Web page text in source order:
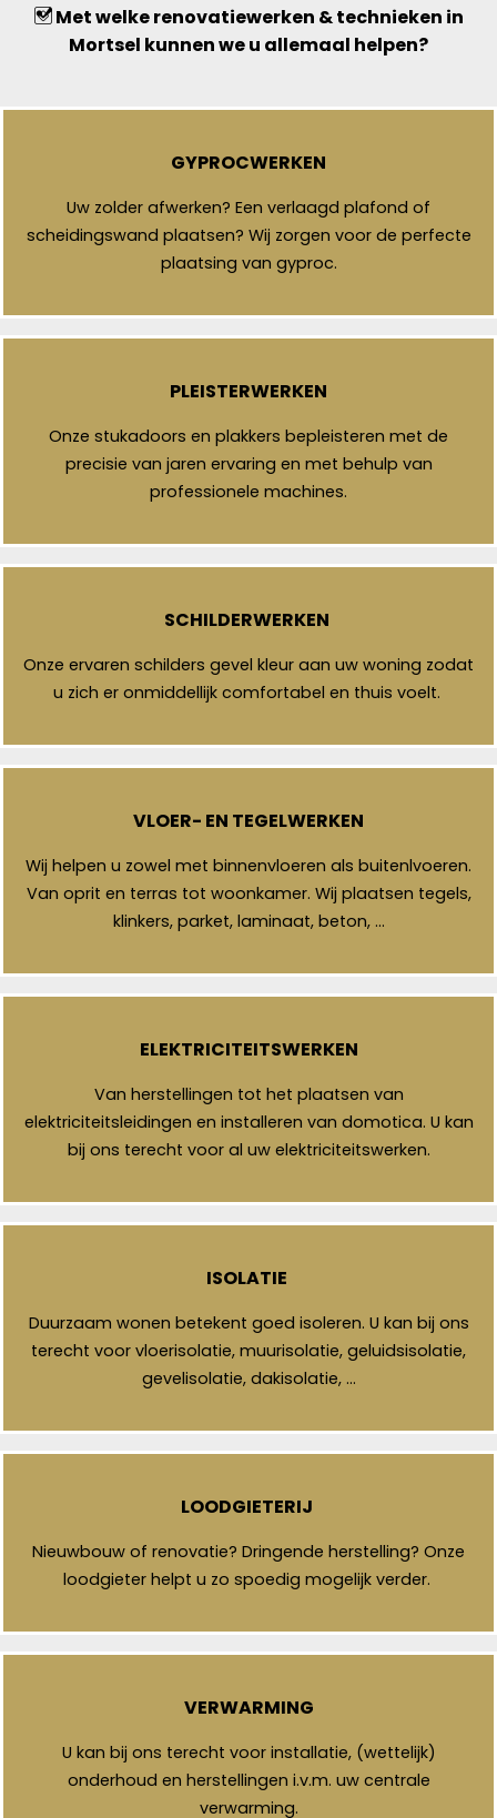
Met welke renovatiewerken & technieken in
Mortsel kunnen we u allemaal helpen?
GYPROCWERKEN
Uw zolder afwerken? Een verlaagd plafond of
scheidingswand plaatsen? Wij zorgen voor de perfecte
plaatsing van gyproc.
PLEISTERWERKEN
Onze stukadoors en plakkers bepleisteren met de
precisie van jaren ervaring en met behulp van
professionele machines.
SCHILDERWERKEN
Onze ervaren schilders gevel kleur aan uw woning zodat
u zich er onmiddellijk comfortabel en thuis voelt.
VLOER- EN TEGELWERKEN
Wij helpen u zowel met binnenvloeren als buitenlvoeren.
Van oprit en terras tot woonkamer. Wij plaatsen tegels,
klinkers, parket, laminaat, beton, …
ELEKTRICITEITSWERKEN
Van herstellingen tot het plaatsen van
elektriciteitsleidingen en installeren van domotica. U kan
bij ons terecht voor al uw elektriciteitswerken.
ISOLATIE
Duurzaam wonen betekent goed isoleren. U kan bij ons
terecht voor vloerisolatie, muurisolatie, geluidsisolatie,
gevelisolatie, dakisolatie, …
LOODGIETERIJ
Nieuwbouw of renovatie? Dringende herstelling? Onze
loodgieter helpt u zo spoedig mogelijk verder.
VERWARMING
U kan bij ons terecht voor installatie, (wettelijk)
onderhoud en herstellingen i.v.m. uw centrale
verwarming.